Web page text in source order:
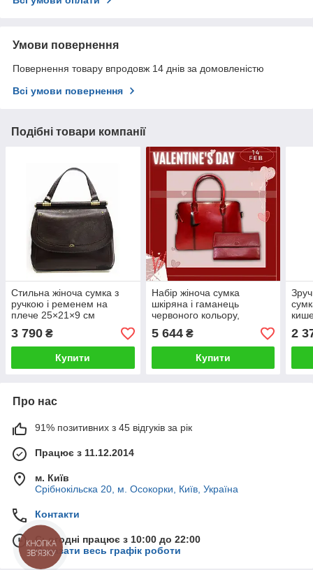
Умови повернення
Повернення товару впродовж 14 днів за домовленістю
Всі умови повернення
Подібні товари компанії
Стильна жіноча сумка з
ручкою і ременем на
плече 25×21×9 см
коричнева
3 790 ₴
Купити
Набір жіноча сумка
шкіряна і гаманець
червоного кольору,
подарунок на день
закоханих дівчині
5 644₴
Купити
2
Про нас
91% позитивних з 45 відгуків за рік
Працює з 11.12.2014
м. Київ
Срібнокільска 20, м. Осокорки, Київ, Україна
Контакти
Сьогодні працює з 10:00 до 22:00
Показати весь графік роботи
КНОПКА
ЗВ'ЯЗКУ